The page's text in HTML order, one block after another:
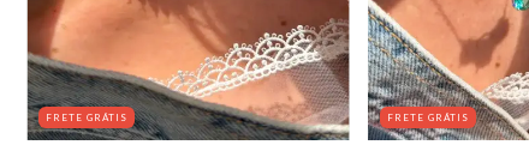
FRETE GRÁTIS FRETE GRÁTIS